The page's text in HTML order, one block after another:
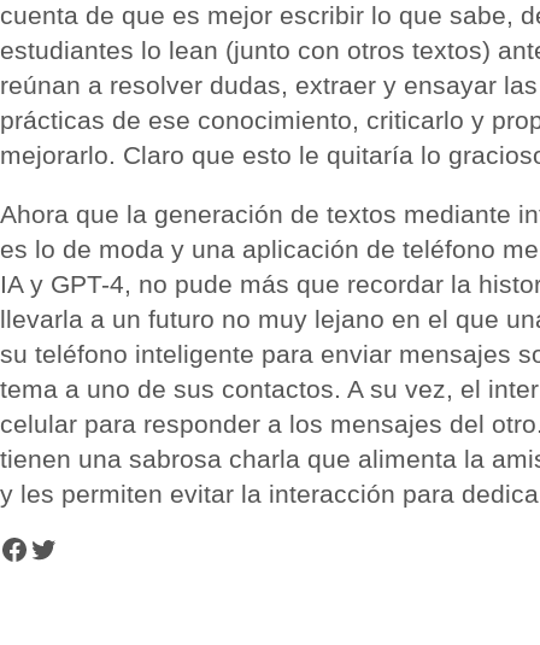
cuenta de que es mejor escribir lo que sabe,
estudiantes lo lean (junto con otros textos)
reúnan a resolver dudas, extraer y ensayar
prácticas de ese conocimiento, criticarlo y
mejorarlo. Claro que esto le quitaría lo
Ahora que la generación de textos mediante
es lo de moda y una aplicación de teléfono
IA y GPT-4, no pude más que recordar la
llevarla a un futuro no muy lejano en el que
su teléfono inteligente para enviar mensajes
tema a uno de sus contactos. A su vez, el
celular para responder a los mensajes del
tienen una sabrosa charla que alimenta la
y les permiten evitar la interacción para
Facebook
Twitter